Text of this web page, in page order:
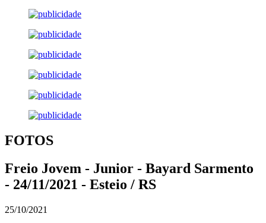
FOTOS
Freio Jovem - Junior - Bayard Sarmento
- 24/11/2021 - Esteio / RS
25/10/2021